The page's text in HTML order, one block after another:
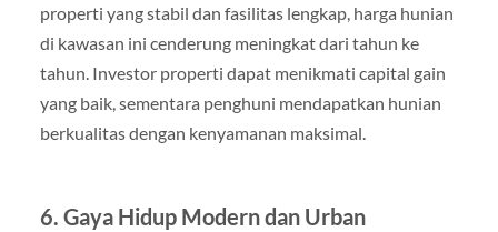
properti yang stabil dan fasilitas lengkap, harga hunian
di kawasan ini cenderung meningkat dari tahun ke
tahun. Investor properti dapat menikmati capital gain
yang baik, sementara penghuni mendapatkan hunian
berkualitas dengan kenyamanan maksimal.
6. Gaya Hidup Modern dan Urban